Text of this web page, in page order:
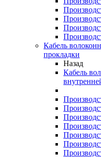
Кабель
прокладки
Назад
Кабель